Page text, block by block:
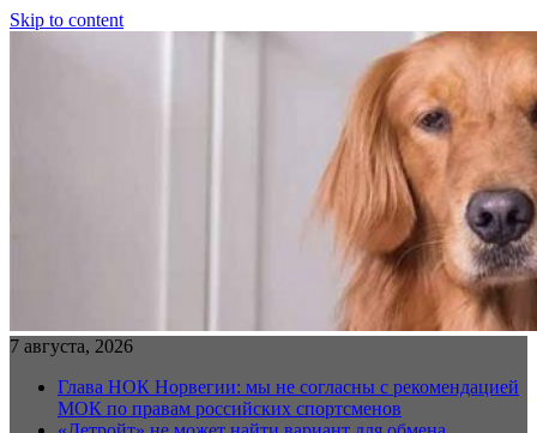
Skip to content
7 августа, 2026
Глава НОК Норвегии: мы не согласны с рекомендацией
МОК по правам российских спортсменов